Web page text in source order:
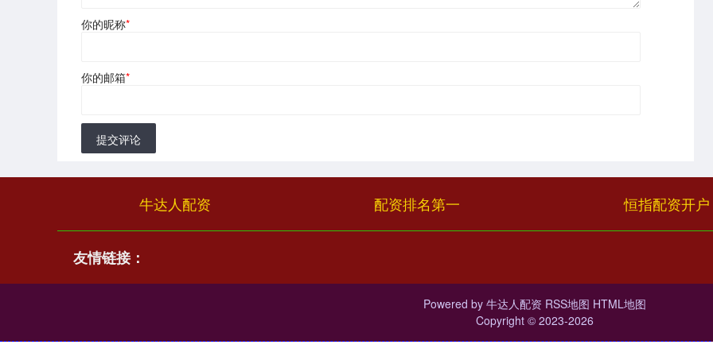
你的昵称*
你的邮箱*
提交评论
牛达人配资 配资排名第一 恒指配资开户
友情链接：
Powered by 牛达人配资 RSS地图 HTML地图
Copyright © 2023-2026